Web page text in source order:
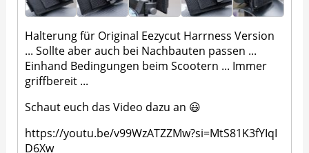
Halterung für Original Eezycut Harrness Version
... Sollte aber auch bei Nachbauten passen ...
Einhand Bedingungen beim Scootern ... Immer
griffbereit ...
Schaut euch das Video dazu an 😃
https://youtu.be/v99WzATZZMw?si=MtS81K3fYIqI
D6Xw